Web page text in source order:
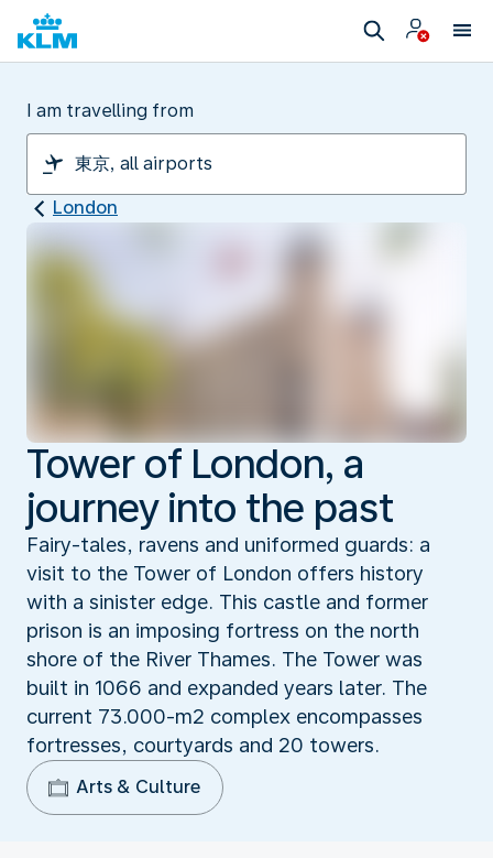
I am travelling from
London
Tower of London, a
journey into the past
Fairy-tales, ravens and uniformed guards: a
visit to the Tower of London offers history
with a sinister edge. This castle and former
prison is an imposing fortress on the north
shore of the River Thames. The Tower was
built in 1066 and expanded years later. The
current 73.000-m2 complex encompasses
fortresses, courtyards and 20 towers.
Arts & Culture